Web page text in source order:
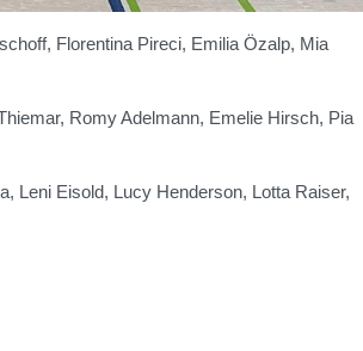
Florentina Pireci, Emilia Özalp, Mia
Romy Adelmann, Emelie Hirsch, Pia
Leni Eisold, Lucy Henderson, Lotta Raiser,